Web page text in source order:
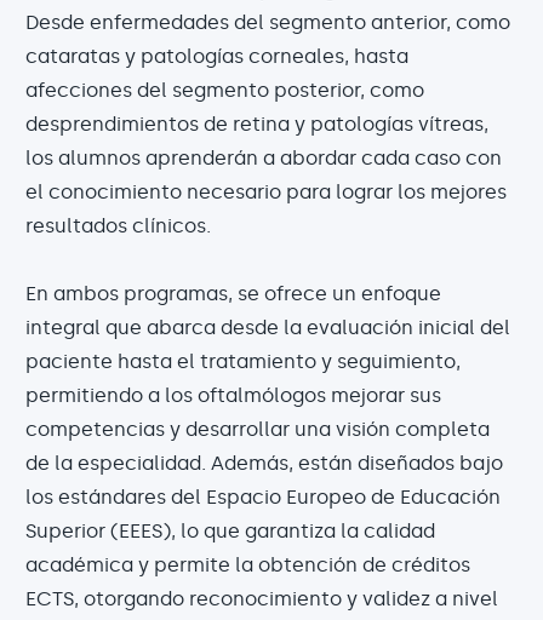
Desde enfermedades del segmento anterior, como
cataratas y patologías corneales, hasta
afecciones del segmento posterior, como
desprendimientos de retina y patologías vítreas,
los alumnos aprenderán a abordar cada caso con
el conocimiento necesario para lograr los mejores
resultados clínicos.
En ambos programas, se ofrece un enfoque
integral que abarca desde la evaluación inicial del
paciente hasta el tratamiento y seguimiento,
permitiendo a los oftalmólogos mejorar sus
competencias y desarrollar una visión completa
de la especialidad. Además, están diseñados bajo
los estándares del Espacio Europeo de Educación
Superior (EEES), lo que garantiza la calidad
académica y permite la obtención de créditos
ECTS, otorgando reconocimiento y validez a nivel